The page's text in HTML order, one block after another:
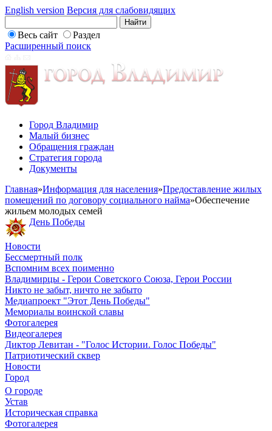
English version Версия для слабовидящих
Весь сайт
Раздел
Расширенный поиск
Город Владимир
Малый бизнес
Обращения граждан
Стратегия города
Документы
Главная»Информация для населения»Предоставление жилых
помещений по договору социального найма»Обеспечение
жильем молодых семей
День Победы
Новости
Бессмертный полк
Вспомним всех поименно
Владимирцы - Герои Советского Союза, Герои России
Никто не забыт, ничто не забыто
Медиапроект "Этот День Победы"
Мемориалы воинской славы
Фотогалерея
Видеогалерея
Диктор Левитан - "Голос Истории. Голос Победы"
Патриотический сквер
Новости
Город
О городе
Устав
Историческая справка
Фотогалерея